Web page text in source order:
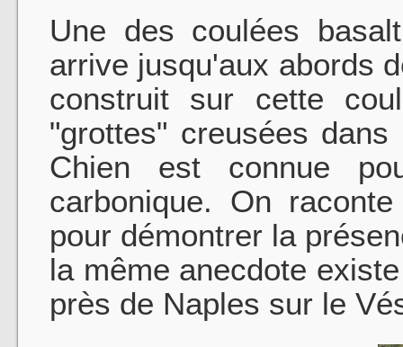
Une des coulées
arrive jusqu'aux abords
construit sur cette
"grottes" creusées
Chien est connue
carbonique. On
pour démontrer la
la même anecdote
près de Naples sur le